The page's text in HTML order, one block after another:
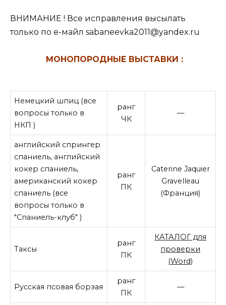
ВНИМАНИЕ ! Все исправления высылать
только по е-майл sabaneevka2011@yandex.ru
МОНОПОРОДНЫЕ ВЫСТАВКИ :
Немецкий шпиц (все
вопросы только в
НКП )
ранг
ЧК
—
английский спрингер
спаниель, английский
кокер спаниель,
американский кокер
спаниель (все
вопросы только в
"Спаниель-клуб" )
ранг
ПК
Caterine Jaquier
Gravelleau
(Франция)
Таксы
ранг
ПК
КАТАЛОГ для
проверки
(Word)
Русская псовая борзая
ранг
ПК
—